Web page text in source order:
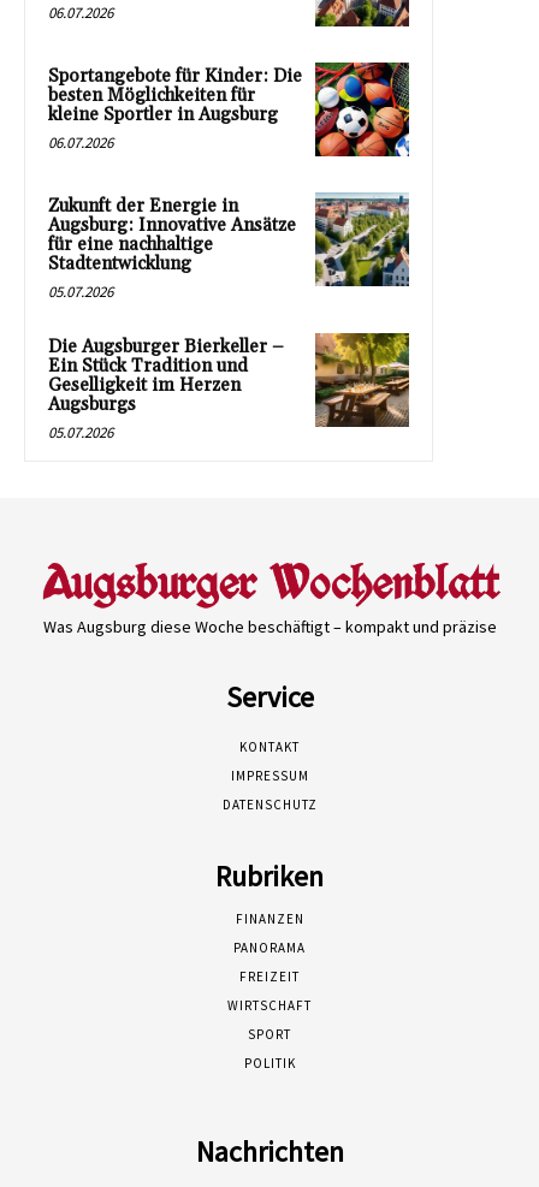
06.07.2026
Sportangebote für Kinder: Die
besten Möglichkeiten für
kleine Sportler in Augsburg
06.07.2026
Zukunft der Energie in
Augsburg: Innovative Ansätze
für eine nachhaltige
Stadtentwicklung
05.07.2026
Die Augsburger Bierkeller –
Ein Stück Tradition und
Geselligkeit im Herzen
Augsburgs
05.07.2026
Was Augsburg diese Woche beschäftigt – kompakt und präzise
Service
KONTAKT
IMPRESSUM
DATENSCHUTZ
Rubriken
FINANZEN
PANORAMA
FREIZEIT
WIRTSCHAFT
SPORT
POLITIK
Nachrichten